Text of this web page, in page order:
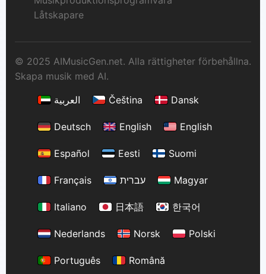
Låtskapare
© 2025 AIMusicGen.net. Alla rättigheter förbehållna.
Skapa musik med AI.
العربية
Čeština Dansk
Deutsch English English
Español Eesti Suomi
Français עברית Magyar
Italiano 日本語 한국어
Nederlands Norsk Polski
Português Română